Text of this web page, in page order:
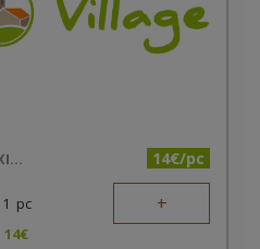
LA MÉDITERRANÉE À PROXIMITÉ 14€/pc
1 pc +
14€